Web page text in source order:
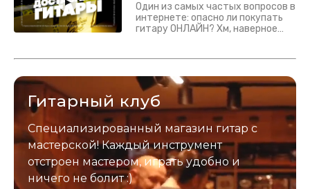
Один из самых частых вопросов в
интернете: опасно ли покупать
гитару ОНЛАЙН? Хм, наверное
застрахован. Случись что -
Гитарный клуб
Специализированный магазин гитар с
мастерской! Каждый инструмент
отстроен мастером, играть удобно и
ничего не болит :)